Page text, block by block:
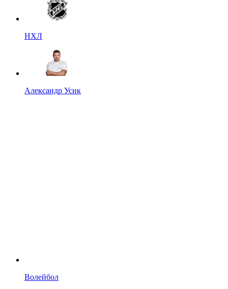
НХЛ
Александр Усик
Волейбол